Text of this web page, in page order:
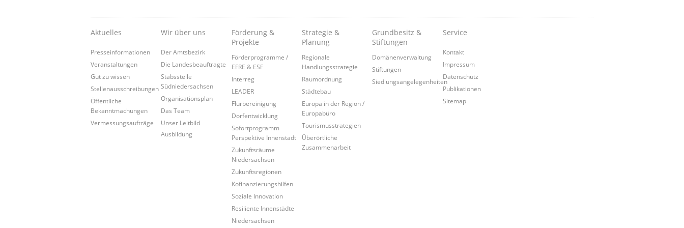
Aktuelles
Presseinformationen
Veranstaltungen
Gut zu wissen
Stellenausschreibungen
Öffentliche
Bekanntmachungen
Vermessungsaufträge
Wir über uns
Der Amtsbezirk
Die Landesbeauftragte
Stabsstelle
Südniedersachsen
Organisationsplan
Das Team
Unser Leitbild
Ausbildung
Förderung &
Projekte
Förderprogramme /
EFRE & ESF
Interreg
LEADER
Flurbereinigung
Dorfentwicklung
Sofortprogramm
Perspektive Innenstadt
Zukunftsräume
Niedersachsen
Zukunftsregionen
Kofinanzierungshilfen
Soziale Innovation
Resiliente Innenstädte
Niedersachsen
Strategie &
Planung
Regionale
Handlungsstrategie
Raumordnung
Städtebau
Europa in der Region /
Europabüro
Tourismusstrategien
Überörtliche
Zusammenarbeit
Grundbesitz &
Stiftungen
Domänenverwaltung
Stiftungen
Siedlungsangelegenheiten
Service
Kontakt
Impressum
Datenschutz
Publikationen
Sitemap